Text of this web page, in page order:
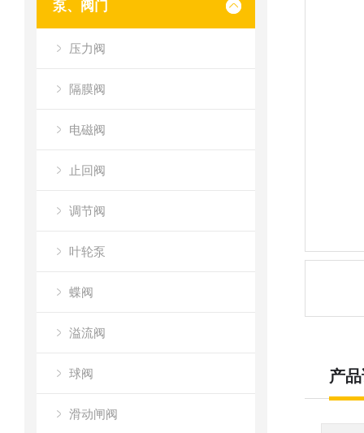
泵、阀门
压力阀
隔膜阀
电磁阀
止回阀
调节阀
叶轮泵
蝶阀
溢流阀
球阀
滑动闸阀
产